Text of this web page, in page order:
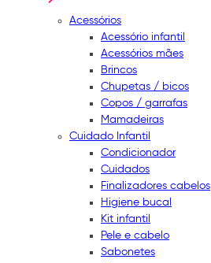
Acessórios
Acessório infantil
Acessórios mães
Brincos
Chupetas / bicos
Copos / garrafas
Mamadeiras
Cuidado Infantil
Condicionador
Cuidados
Finalizadores cabelos
Higiene bucal
Kit infantil
Pele e cabelo
Sabonetes